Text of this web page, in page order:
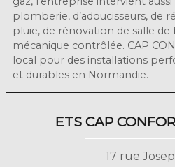
plomberie, d’adoucisseurs, de
pluie, de rénovation de salle
mécanique contrôlée. CAP
local pour des installations
et durables en Normandie.
ETS CAP
17 rue